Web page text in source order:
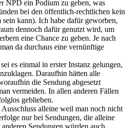
NPD ein Podium zu geben, was
bei den öffentlich-rechtlichen kein
kann). Ich habe dafür geworben,
dennoch dafür genutzt wird, um
eine Chance zu geben. Je nach
da durchaus eine vernünftige
es einmal in erster Instanz gelungen,
Daraufhin hätten alle
die Sendung abgesetzt
vermeiden. In allen anderen Fällen
geblieben.
alleine weil man noch nicht
nur bei Sendungen, die alleine
Sendungen würden auch